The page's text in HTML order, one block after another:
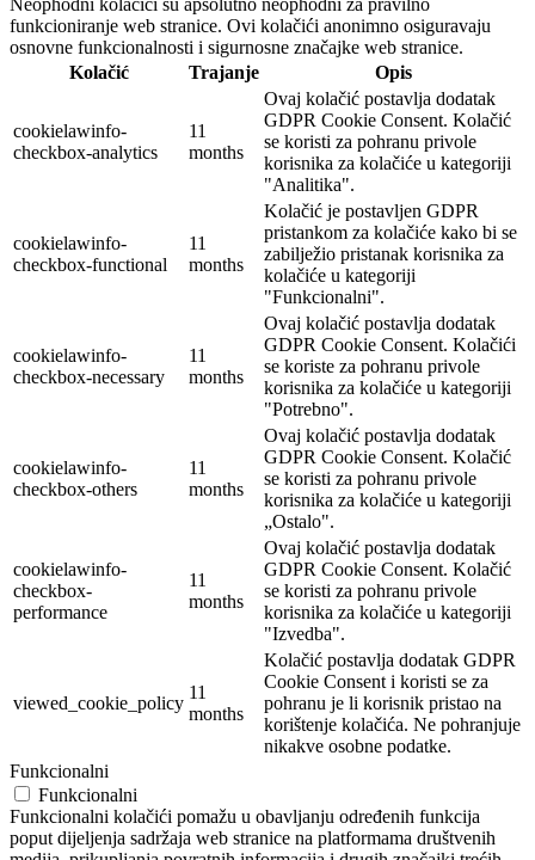
Neophodni kolačići su apsolutno neophodni za pravilno
funkcioniranje web stranice. Ovi kolačići anonimno osiguravaju
osnovne funkcionalnosti i sigurnosne značajke web stranice.
Kolačić
Trajanje Opis
cookielawinfo-
checkbox-analytics
11
months
Ovaj kolačić postavlja dodatak
GDPR Cookie Consent. Kolačić
se koristi za pohranu privole
korisnika za kolačiće u kategoriji
"Analitika".
cookielawinfo-
checkbox-functional
11
months
Kolačić je postavljen GDPR
pristankom za kolačiće kako bi se
zabilježio pristanak korisnika za
kolačiće u kategoriji
"Funkcionalni".
cookielawinfo-
checkbox-necessary
11
months
Ovaj kolačić postavlja dodatak
GDPR Cookie Consent. Kolačići
se koriste za pohranu privole
korisnika za kolačiće u kategoriji
"Potrebno".
cookielawinfo-
checkbox-others
11
months
Ovaj kolačić postavlja dodatak
GDPR Cookie Consent. Kolačić
se koristi za pohranu privole
korisnika za kolačiće u kategoriji
„Ostalo".
cookielawinfo-
checkbox-
performance
11
months
Ovaj kolačić postavlja dodatak
GDPR Cookie Consent. Kolačić
se koristi za pohranu privole
korisnika za kolačiće u kategoriji
"Izvedba".
viewed_cookie_policy
11
months
Kolačić postavlja dodatak GDPR
Cookie Consent i koristi se za
pohranu je li korisnik pristao na
korištenje kolačića. Ne pohranjuje
nikakve osobne podatke.
Funkcionalni
Funkcionalni
Funkcionalni kolačići pomažu u obavljanju određenih funkcija
poput dijeljenja sadržaja web stranice na platformama društvenih